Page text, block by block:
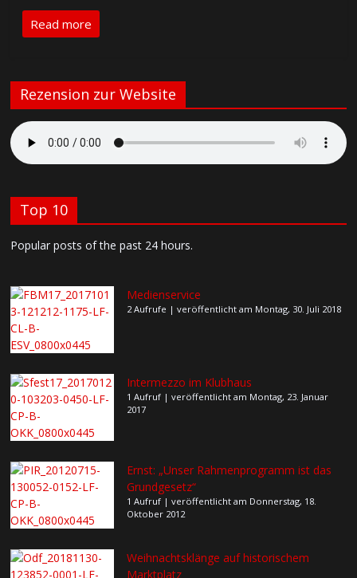
Read more
Rezension zur Website
Top 10
Popular posts of the past 24 hours.
Medienservice
2 Aufrufe |veröffentlicht am Montag, 30. Juli 2018
Intermezzo im Klubhaus
1 Aufruf |veröffentlicht am Montag, 23. Januar
2017
Ernst: „Unser Rahmenprogramm ist das
Grundgesetz“
1 Aufruf |veröffentlicht am Donnerstag, 18.
Oktober 2012
Weihnachtsklänge auf historischem
Marktplatz